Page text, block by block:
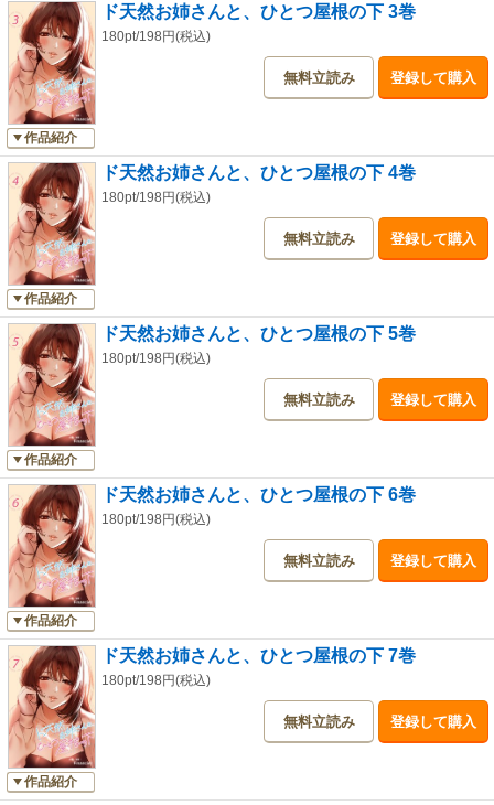
作品紹介
ド天然お姉さんと、ひとつ屋根の下 3巻
180pt/198円(税込)
無料立読み 登録して購入
作品紹介
ド天然お姉さんと、ひとつ屋根の下 4巻
180pt/198円(税込)
無料立読み 登録して購入
作品紹介
ド天然お姉さんと、ひとつ屋根の下 5巻
180pt/198円(税込)
無料立読み 登録して購入
作品紹介
ド天然お姉さんと、ひとつ屋根の下 6巻
180pt/198円(税込)
無料立読み 登録して購入
作品紹介
ド天然お姉さんと、ひとつ屋根の下 7巻
180pt/198円(税込)
無料立読み 登録して購入